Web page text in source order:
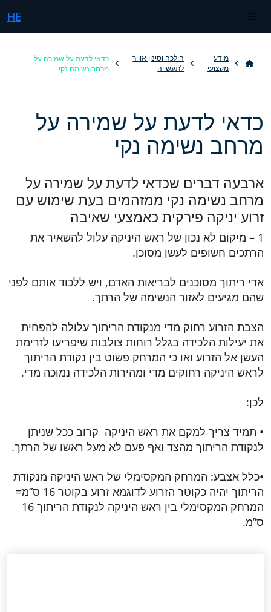
HE
מידע
מקצועי
הולכה וסינון אוויר
לתעשייה
כדאי לדעת על שמירה על
מרחב נשימה נקי
כדאי לדעת על שמירה על
מרחב נשימה נקי
ארבעה דברים שכדאי לדעת על שמירה על
מרחב נשימה נקי ממזהמים בעת שימוש עם
זרוע יניקה פירקית כאמצעי שאיבה
1 – מיקום לא נכון של ראש היניקה עלול להשאיר את
הרתכים חשופים לעשן מסוכן.
אדי ריתוך מסוכנים לבריאות האדם, ויש ללכוד אותם לפני
שהם מגיעים לאזור הנשימה של הרתך.
הצבת הזרוע רחוק מדי מנקודת הריתוך עלולה להפחית
את יעילות הלכידה בגלל רוחות צולבות שיפריעו לזרימת
העשן אל הזרוע ואו כי המרחק פשוט בין נקודת הריתוך
לראש היניקה רחוקים מדי ומהירות הלכידה נמוכה מדי.
לכן:
• תמיד צריך למקם את ראש היניקה קרוב ככל שניתן
לנקודת הריתוך מהצד ואף פעם לא מעל ראשו של הרתך.
•כלל אצבע: המרחק המקסימלי של ראש היניקה מנקודת
הריתוך יהיה כקוטר הזרוע לדוגמא זרוע בקוטר 16 ס”מ=
המרחק המקסימלי בין ראש היניקה לנקודת הריתוך 16
ס”מ.